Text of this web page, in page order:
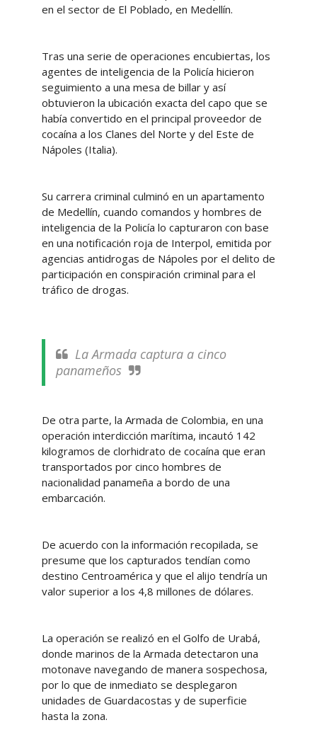
en el sector de El Poblado, en Medellín.
Tras una serie de operaciones encubiertas, los
agentes de inteligencia de la Policía hicieron
seguimiento a una mesa de billar y así
obtuvieron la ubicación exacta del capo que se
había convertido en el principal proveedor de
cocaína a los Clanes del Norte y del Este de
Nápoles (Italia).
Su carrera criminal culminó en un apartamento
de Medellín, cuando comandos y hombres de
inteligencia de la Policía lo capturaron con base
en una notificación roja de Interpol, emitida por
agencias antidrogas de Nápoles por el delito de
participación en conspiración criminal para el
tráfico de drogas.
La Armada captura a cinco
panameños
De otra parte, la Armada de Colombia, en una
operación interdicción marítima, incautó 142
kilogramos de clorhidrato de cocaína que eran
transportados por cinco hombres de
nacionalidad panameña a bordo de una
embarcación.
De acuerdo con la información recopilada, se
presume que los capturados tendían como
destino Centroamérica y que el alijo tendría un
valor superior a los 4,8 millones de dólares.
La operación se realizó en el Golfo de Urabá,
donde marinos de la Armada detectaron una
motonave navegando de manera sospechosa,
por lo que de inmediato se desplegaron
unidades de Guardacostas y de superficie
hasta la zona.